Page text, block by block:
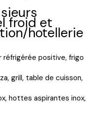
froid et
hotellerie
réfrigérée positive, frigo
grill, table de cuisson,
hottes aspirantes inox,